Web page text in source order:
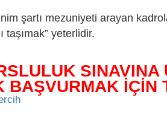
şartı mezuniyeti arayan
taşımak” yeterlidir.
SINAVINA
BAŞVURMAK İÇİN